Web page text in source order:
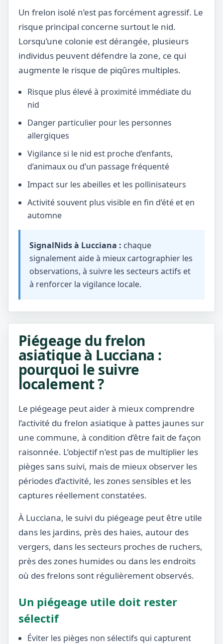
Un frelon isolé n’est pas forcément agressif. Le
risque principal concerne surtout le nid.
Lorsqu’une colonie est dérangée, plusieurs
individus peuvent défendre la zone, ce qui
augmente le risque de piqûres multiples.
Risque plus élevé à proximité immédiate du
nid
Danger particulier pour les personnes
allergiques
Vigilance si le nid est proche d’enfants,
d’animaux ou d’un passage fréquenté
Impact sur les abeilles et les pollinisateurs
Activité souvent plus visible en fin d’été et en
automne
SignalNids à Lucciana : chaque
signalement aide à mieux cartographier les
observations, à suivre les secteurs actifs et
à renforcer la vigilance locale.
Piégeage du frelon
asiatique à Lucciana :
pourquoi le suivre
localement ?
Le piégeage peut aider à mieux comprendre
l’activité du frelon asiatique à pattes jaunes sur
une commune, à condition d’être fait de façon
raisonnée. L’objectif n’est pas de multiplier les
pièges sans suivi, mais de mieux observer les
périodes d’activité, les zones sensibles et les
captures réellement constatées.
À Lucciana, le suivi du piégeage peut être utile
dans les jardins, près des haies, autour des
vergers, dans les secteurs proches de ruchers,
près des zones humides ou dans les endroits
où des frelons sont régulièrement observés.
Un piégeage utile doit rester
sélectif
Éviter les pièges non sélectifs qui capturent